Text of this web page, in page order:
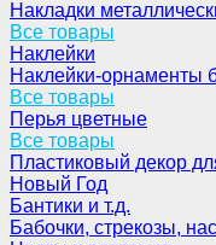
Накладки
Все товары
Наклейки
Наклейки-орнаменты
Все товары
Перья цветные
Все товары
Пластиковый декор
Новый Год
Бантики и т.д.
Бабочки, стрекозы,